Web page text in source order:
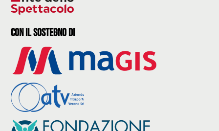
con il sostegno di